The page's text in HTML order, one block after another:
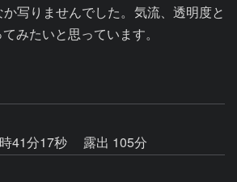
写りませんでした。気流、透明度と
みたいと思っています。
41分17秒
露出 105分